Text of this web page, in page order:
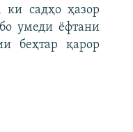
садҳо ҳазор
умеди ёфтани
беҳтар қарор